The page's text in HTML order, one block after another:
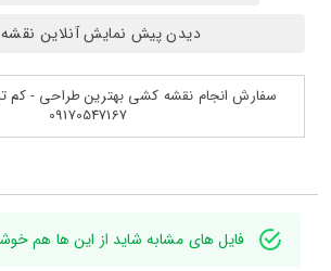
دیدن پیش نمایش آنلاین نقشه
سفارش انجام نقشه کشی بهترین طراحی - کم
09170547167
فایل های مشابه شاید از این ها هم